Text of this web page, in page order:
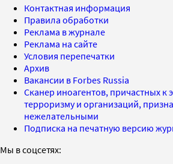
Контактная информация
Правила обработки
Реклама в журнале
Реклама на сайте
Условия перепечатки
Архив
Вакансии в Forbes Russia
Сканер иноагентов, причастных к
терроризму и организаций,
нежелательными
Подписка на печатную версию
Мы в соцсетях: